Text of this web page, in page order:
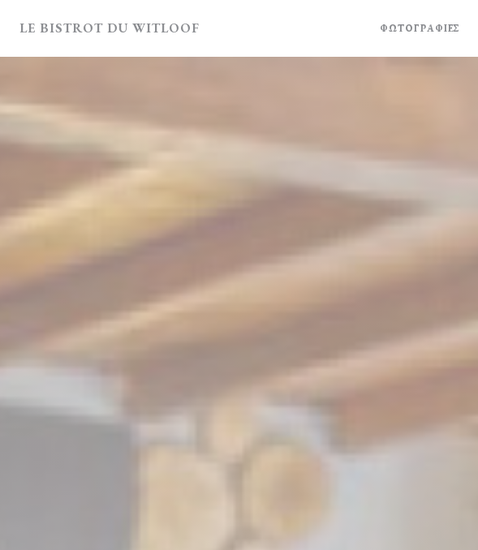
LE BISTROT DU WITLOOF ΦΩΤΟΓΡΑΦΊΕΣ